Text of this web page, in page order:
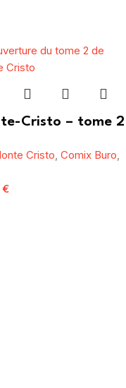
Cristo – tome 2
Cristo, Comix Buro,
€